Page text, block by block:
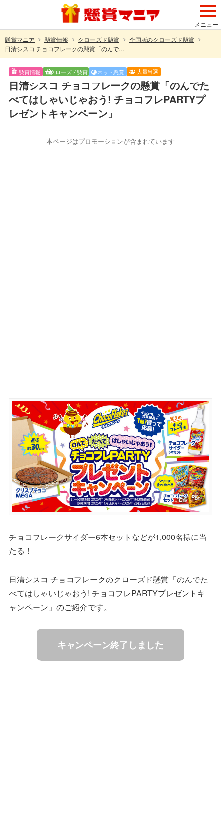
メニュー
懸賞マニア
懸賞情報 クローズド懸賞
全国版のクローズド懸賞
日清シスコ チョコフレークの懸賞「のんでたべてはしゃいじゃおう! チョコフレPARTYプレゼントキャンペーン」
懸賞情報 クローズド懸賞 ネット懸賞 大量当選
日清シスコ チョコフレークの懸賞「のんでた
べてはしゃいじゃおう! チョコフレPARTYプ
レゼントキャンペーン」
本ページはプロモーションが含まれています
チョコフレークサイダー6本セットなどが1,000名様に当
たる！
日清シスコ チョコフレークのクローズド懸賞「のんでた
べてはしゃいじゃおう! チョコフレPARTYプレゼントキ
ャンペーン」のご紹介です。
キャンペーン終了しました